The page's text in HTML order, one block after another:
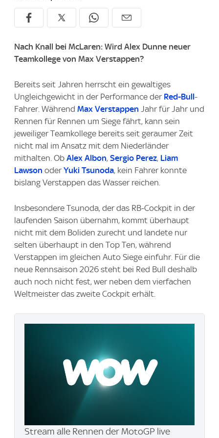
Nach Knall bei McLaren: Wird Alex Dunne neuer
Teamkollege von Max Verstappen?
Bereits seit Jahren herrscht ein gewaltiges
Ungleichgewicht in der Performance der Red-Bull-
Fahrer. Während Max Verstappen Jahr für Jahr und
Rennen für Rennen um Siege fährt, kann sein
jeweiliger Teamkollege bereits seit geraumer Zeit
nicht mal im Ansatz mit dem Niederländer
mithalten. Ob Alex Albon, Sergio Perez, Liam
Lawson oder Yuki Tsunoda, kein Fahrer konnte
bislang Verstappen das Wasser reichen.
Insbesondere Tsunoda, der das RB-Cockpit in der
laufenden Saison übernahm, kommt überhaupt
nicht mit dem Boliden zurecht und landete nur
selten überhaupt in den Top Ten, während
Verstappen im gleichen Auto Siege einfuhr. Für die
neue Rennsaison 2026 steht bei Red Bull deshalb
auch noch nicht fest, wer neben dem vierfachen
Weltmeister das zweite Cockpit erhält.
Stream alle Rennen der MotoGP live